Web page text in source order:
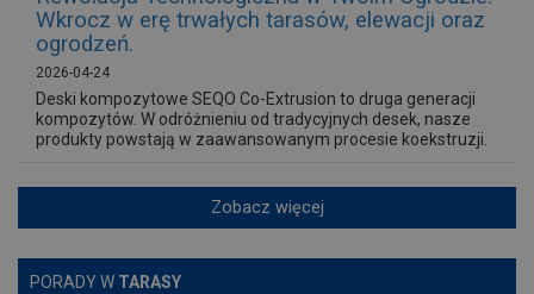
Wkrocz w erę trwałych tarasów, elewacji oraz
ogrodzeń.
2026-04-24
Deski kompozytowe SEQO Co-Extrusion to druga generacji
kompozytów. W odróżnieniu od tradycyjnych desek, nasze
produkty powstają w zaawansowanym procesie koekstruzji.
Zobacz więcej
PORADY W TARASY